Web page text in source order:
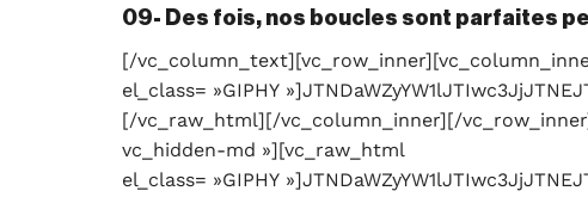
09- Des fois, nos boucles sont parfaites
[/
el_class= »GIPHY
[/vc_raw_html][/vc_column_inner][/
vc_hidden-md »][vc_raw_html
el_class= »GIPHY